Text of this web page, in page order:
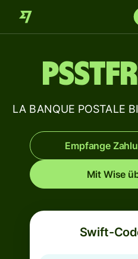
LA BANQUE POSTALE
Empfange
Mit Wise
Swift-